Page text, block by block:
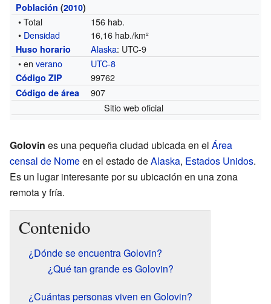
Población (2010)
• Total
156 hab.
• Densidad 16,16 hab./km²
Huso horario Alaska: UTC-9
• enverano UTC-8
Código ZIP 99762
Código de área
907
Sitio web oficial
Golovin es una pequeña ciudad ubicada en el Área
censal de Nomeen el estado deAlaska, Estados Unidos.
Es un lugar interesante por su ubicación en una zona
remota y fría.
Contenido
¿Dónde se encuentra Golovin?
¿Qué tan grande es Golovin?
¿Cuántas personas viven en Golovin?